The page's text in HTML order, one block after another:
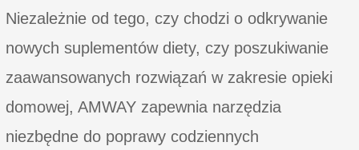
Niezależnie od tego, czy chodzi o odkrywanie
nowych suplementów diety, czy poszukiwanie
zaawansowanych rozwiązań w zakresie opieki
domowej, AMWAY zapewnia narzędzia
niezbędne do poprawy codziennych